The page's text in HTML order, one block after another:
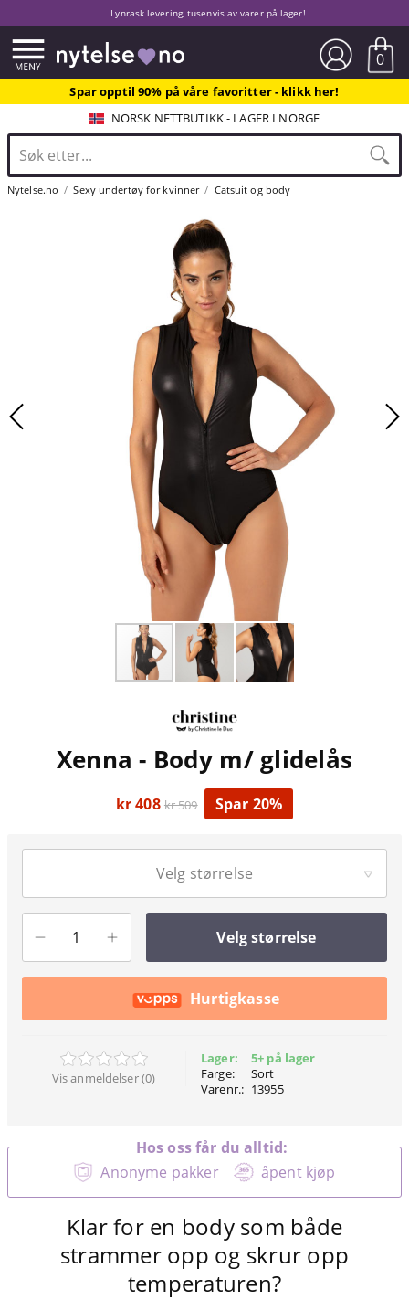
Lynrask levering, tusenvis av varer på lager!
0
Spar opptil 90% på våre favoritter - klikk her!
NORSK NETTBUTIKK - LAGER I NORGE
Nytelse.no Sexy undertøy for kvinner Catsuit og body
Xenna - Body m/ glidelås
kr 408 kr 509 Spar 20%
Velg størrelse
Velg størrelse
Hurtigkasse
Vis anmeldelser (0)
Lager:
Farge:
Varenr.:
5+ på lager
Sort
13955
Anonyme pakker åpent kjøp
Hos oss får du alltid:
Klar for en body som både
strammer opp og skrur opp
temperaturen?